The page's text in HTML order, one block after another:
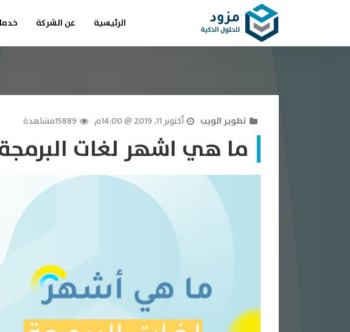
الرئيسية عن الشركة
تطوير الويب أكتوبر 11, 2019 @ 14:00م 15889مشاهدة
ما هي اشهر لغات البرمجة